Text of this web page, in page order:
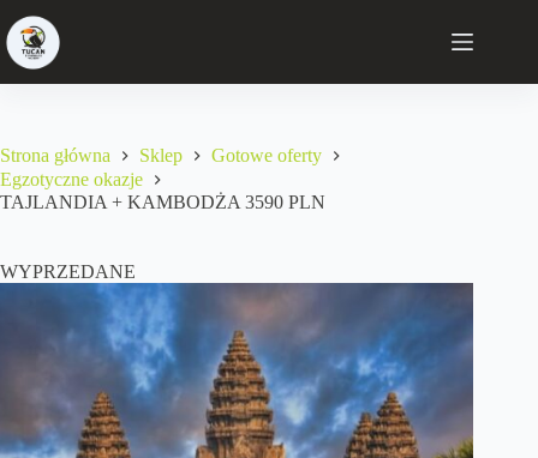
Strona główna Sklep
Gotowe oferty
Egzotyczne okazje
TAJLANDIA + KAMBODŻA 3590 PLN
WYPRZEDANE